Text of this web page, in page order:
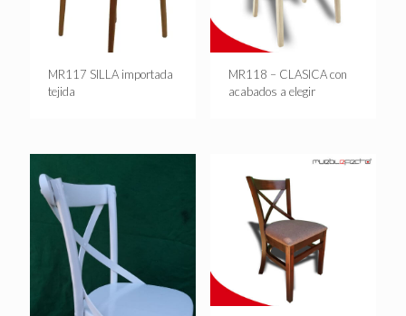
MR117 SILLA importada
tejida
MR118 – CLASICA con
acabados a elegir